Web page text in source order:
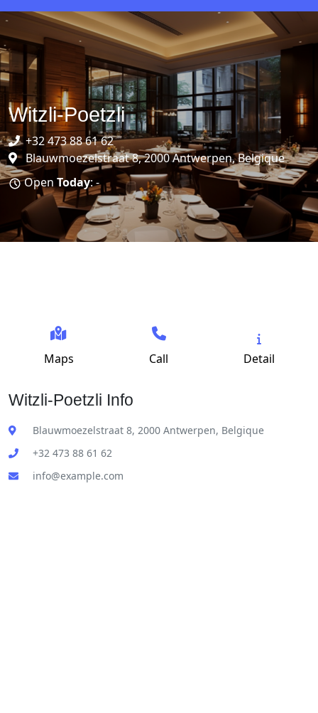
Witzli-Poetzli
+32 473 88 61 62
Blauwmoezelstraat 8, 2000 Antwerpen, Belgique
Open Today: -
Maps Call Detail
Witzli-Poetzli Info
Blauwmoezelstraat 8, 2000 Antwerpen, Belgique
+32 473 88 61 62
info@example.com